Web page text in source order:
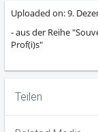
Uploaded on:9.
- aus der Reihe
Prof(i)s"
Teilen